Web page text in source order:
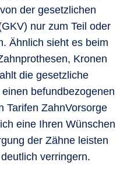
der gesetzlichen
nur zum Teil oder
Ähnlich sieht es beim
Kronen
die gesetzliche
befund­bezogenen
Tarifen ZahnVorsorge
eine Ihren Wünschen
der Zähne leisten
verringern.